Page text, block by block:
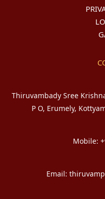
Thiruvambady Sree
P O, Erumely,
Mobile:
Email: